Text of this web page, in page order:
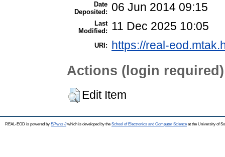
Date
Deposited:
06 Jun 2014 09:15
Last
Modified:
11 Dec 2025 10:05
URI: https://real-
Actions (login required)
Edit Item
REAL-EOD is powered by EPrints 3which is developed by the School of Electronics and Computer Science at the University of